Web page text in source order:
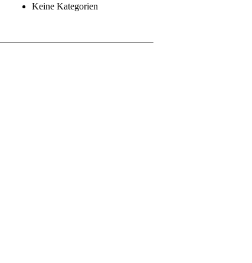
Keine Kategorien